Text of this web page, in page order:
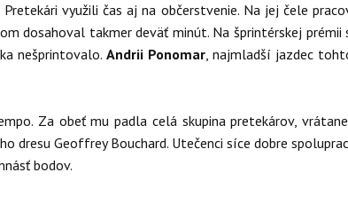
využili čas aj na občerstvenie. Na jej čele
dosahoval takmer deväť minút. Na šprintérskej
nešprintovalo. Andrii Ponomar, najmladší jazdec
Za obeť mu padla celá skupina pretekárov,
Geoffrey Bouchard. Utečenci síce dobre
bodov.